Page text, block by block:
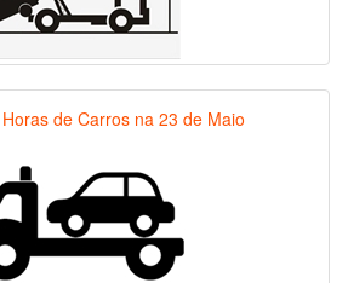
de Carros na 23 de Maio